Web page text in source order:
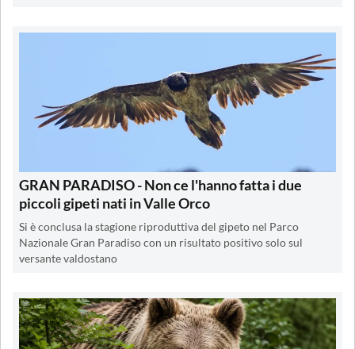
GRAN PARADISO - Non ce l'hanno fatta i due
piccoli gipeti nati in Valle Orco
Si è conclusa la stagione riproduttiva del gipeto nel Parco
Nazionale Gran Paradiso con un risultato positivo solo sul
versante valdostano